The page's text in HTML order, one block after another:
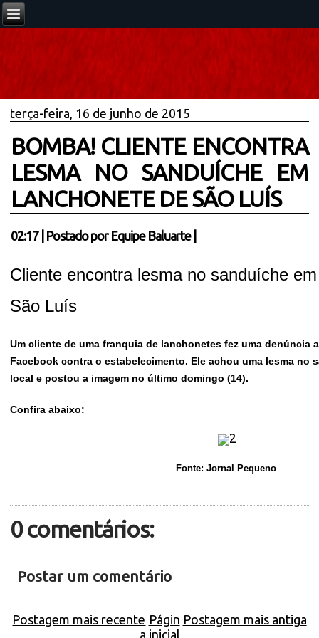
terça-feira, 16 de junho de 2015
BOMBA! CLIENTE ENCONTRA
LESMA NO SANDUÍCHE EM
LANCHONETE DE SÃO LUÍS
02:17| Postado por Equipe Baluarte
Cliente encontra lesma no sanduíche
São Luís
Um cliente de uma franquia de lanchonetes fez uma denúncia
Facebook contra o estabelecimento. Ele achou uma lesma no
local e postou a imagem no último domingo (14).
Confira abaixo:
Fonte: Jornal Pequeno
0 comentários:
Postar um comentário
Postagem mais recente Postagem mais antiga
Págin
a inicial